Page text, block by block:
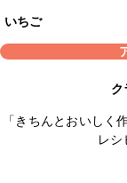
いちご
ク
「きちんとおいしく
レシ